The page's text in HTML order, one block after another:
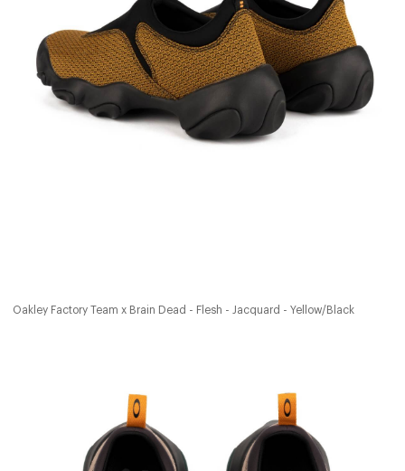
Oakley Factory Team x Brain Dead - Flesh - Jacquard - Yellow/Black